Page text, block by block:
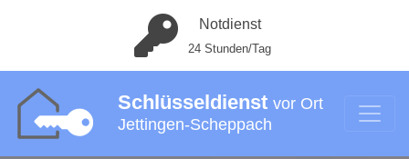
Notdienst
24 Stunden/Tag
Schlüsseldienst vor Ort
Jettingen-Scheppach